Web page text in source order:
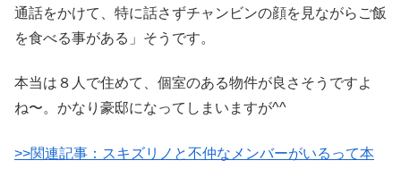
通話をかけて、特に話さずチャンビンの顔を見ながらご飯
を食べる事がある」そうです。
本当は８人で住めて、個室のある物件が良さそうですよ
ね〜。かなり豪邸になってしまいますが^^
>>関連記事：スキズリノと不仲なメンバーがいるって本